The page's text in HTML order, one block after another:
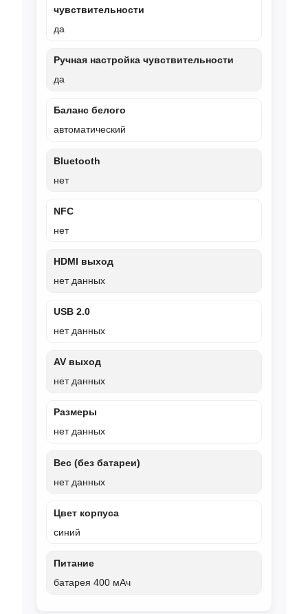
чувствительности
да
Ручная настройка чувствительности
да
Баланс белого
автоматический
Bluetooth
нет
NFC
нет
HDMI выход
нет данных
USB 2.0
нет данных
AV выход
нет данных
Размеры
нет данных
Вес (без батареи)
нет данных
Цвет корпуса
синий
Питание
батарея 400 мАч